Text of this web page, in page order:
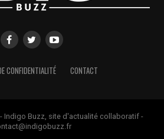
CONFIDENTIALITÉ CONTACT
Indigo Buzz, site d'actualité collaboratif -